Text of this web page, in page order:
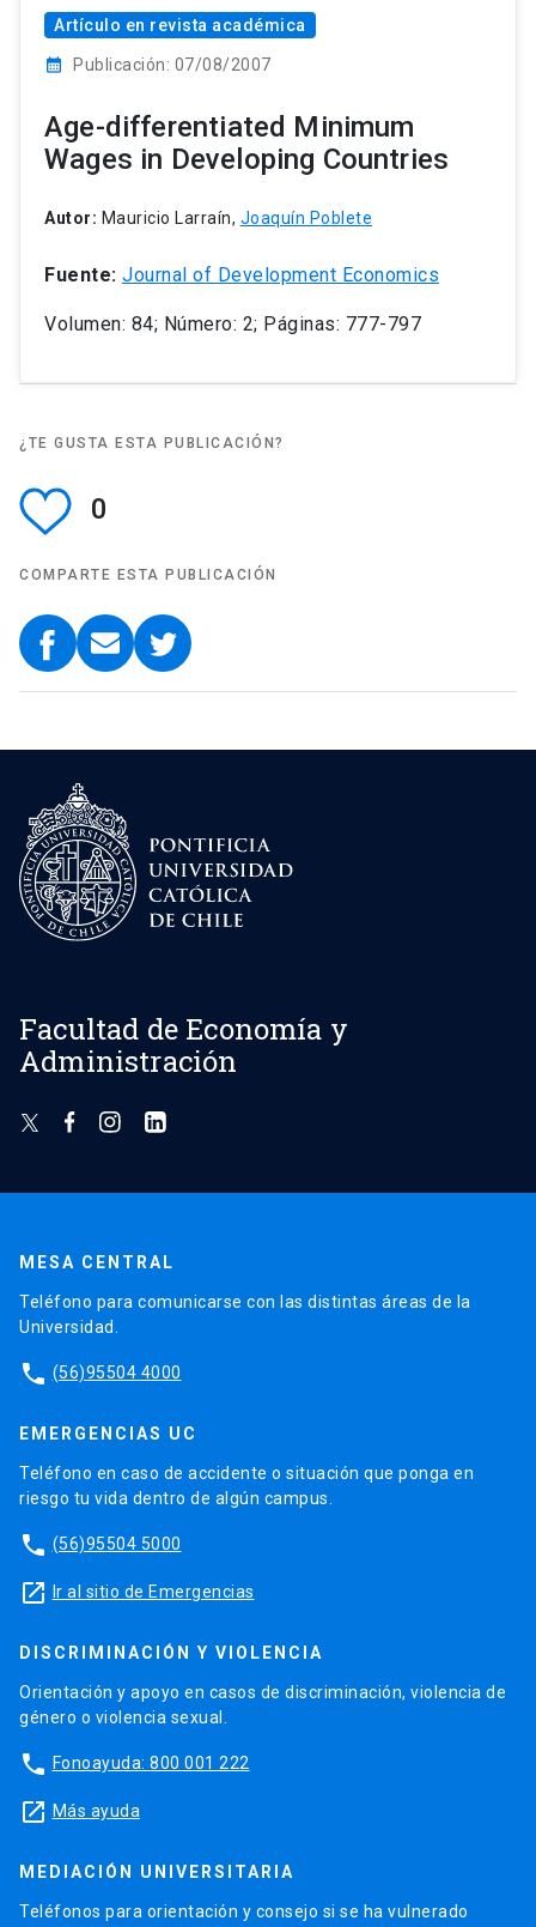
Artículo en revista académica
calendar_month Publicación: 07/08/2007
Age-differentiated Minimum
Wages in Developing Countries
Autor: Mauricio Larraín, Joaquín Poblete
Fuente: Journal of Development Economics
Volumen: 84; Número: 2; Páginas: 777-797
¿TE GUSTA ESTA PUBLICACIÓN?
0
COMPARTE ESTA PUBLICACIÓN
Facultad de Economía y
Administración
MESA CENTRAL
Teléfono para comunicarse con las distintas áreas de la
Universidad.
phone (56)95504 4000
EMERGENCIAS UC
Teléfono en caso de accidente o situación que ponga en
riesgo tu vida dentro de algún campus.
phone (56)95504 5000
launch Ir al sitio de Emergencias
DISCRIMINACIÓN Y VIOLENCIA
Orientación y apoyo en casos de discriminación, violencia de
género o violencia sexual.
phone Fonoayuda: 800 001 222
launch Más ayuda
MEDIACIÓN UNIVERSITARIA
Teléfonos para orientación y consejo si se ha vulnerado